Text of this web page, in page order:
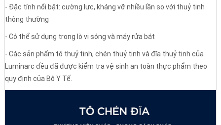
- Đặc tính nổi bật: cường lực, kháng vỡ nhiều lần so với thuỷ tinh
thông thường
- Có thể sử dụng trong lò vi sóng và máy rửa bát
- Các sản phẩm tô thuỷ tinh, chén thuỷ tinh và đĩa thuỷ tinh của
Luminarc đều đã được kiểm tra vệ sinh an toàn thực phẩm theo
quy định của Bộ Y Tế.